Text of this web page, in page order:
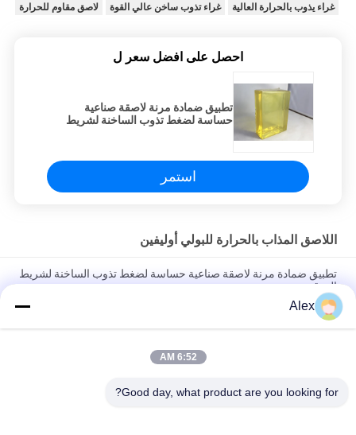
غراء يذوب بالحرارة العالية غراء تذوب ساخن عالي القوة لاصق مقاوم للحرارة
احصل على افضل سعر ل
تطبيق ضمادة مرنة لاصقة صناعية
حساسة لضغط تذوب الساخنة لشريط
استمر
اللاصق المذاب بالحرارة للبولي أوليفين
تطبيق ضمادة مرنة لاصقة صناعية حساسة لضغط تذوب الساخنة لشريط
الورق
المنشط الغراء
Alex
6:52 AM
Good day, what product are you looking for?